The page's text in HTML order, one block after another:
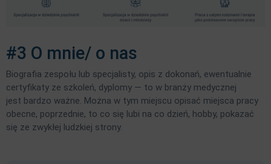
#3 O mnie/ o nas
Biografia zespołu lub specjalisty, opis z dokonań, ewentualnie
certyfikaty ze szkoleń, dyplomy — to w branży medycznej
jest bardzo ważne. Można w tym miejscu opisać miejsca pracy
obecne, poprzednie, to co się lubi na co dzień, hobby, pokazać
się ze zwykłej ludzkiej strony.